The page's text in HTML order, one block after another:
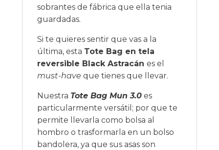
sobrantes de fábrica que ella tenia
guardadas.
Si te quieres sentir que vas a la
última, esta Tote Bag en tela
reversible Black Astracán es el
must-have que tienes que llevar.
Nuestra Tote Bag Mun 3.0es
particularmente versátil; por que te
permite llevarla como bolsa al
hombro o trasformarla en un bolso
bandolera, ya que sus asas son